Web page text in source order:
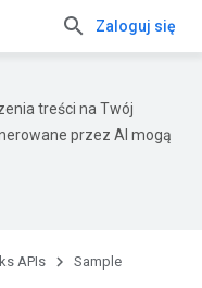
Zaloguj się
treści na Twój
przez AI mogą
APIs Sample